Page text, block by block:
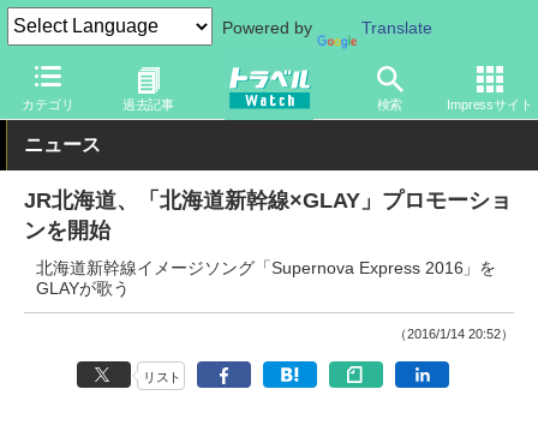
Powered by Translate
カテゴリ 過去記事 検索 Impressサイト
トラベル Watch 企業・政府・官庁 鉄道 JR
ニュース
JR北海道、「北海道新幹線×GLAY」プロモーショ
ンを開始
北海道新幹線イメージソング「Supernova Express 2016」を
GLAYが歌う
（2016/1/14 20:52）
リスト